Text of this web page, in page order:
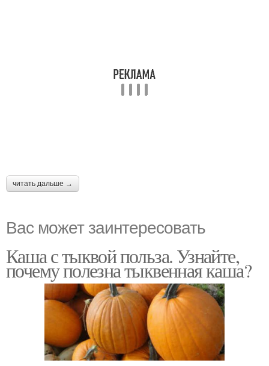
читать дальше →
Вас может заинтересовать
Каша с тыквой польза. Узнайте,
почему полезна тыквенная каша?